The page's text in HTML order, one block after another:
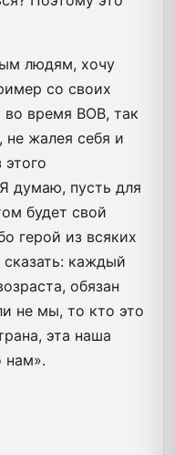
людям, хочу
со своих
во время ВОВ, так
жалея себя и
думаю, пусть для
будет свой
герой из всяких
каждый
обязан
не мы, то кто это
эта наша
нам».